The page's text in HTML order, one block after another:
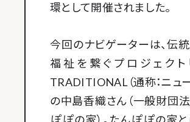
環として開催されました。
今回のナビゲーターは、伝
福祉を繋ぐプロジェクト
TRADITIONAL（通称：ニュー
の中島香織さん（一般財団